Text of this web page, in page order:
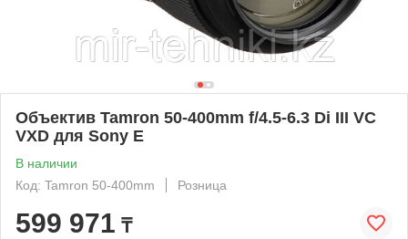
Объектив Tamron 50-400mm f/4.5-6.3 Di III VC
VXD для Sony E
В наличии
Код: Tamron 50-400mm
Розница
599 971 ₸